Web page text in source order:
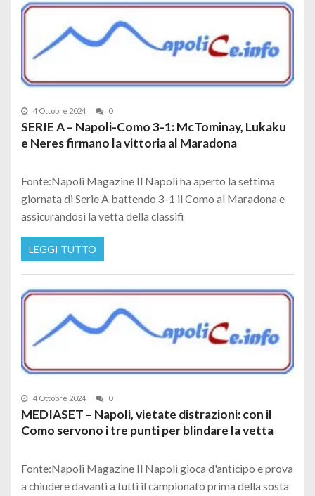
4 Ottobre 2024 0
SERIE A – Napoli-Como 3-1: McTominay, Lukaku
e Neres firmano la vittoria al Maradona
Fonte:Napoli Magazine Il Napoli ha aperto la settima
giornata di Serie A battendo 3-1 il Como al Maradona e
assicurandosi la vetta della classifi
LEGGI TUTTO
4 Ottobre 2024 0
MEDIASET – Napoli, vietate distrazioni: con il
Como servono i tre punti per blindare la vetta
Fonte:Napoli Magazine Il Napoli gioca d'anticipo e prova
a chiudere davanti a tutti il campionato prima della sosta